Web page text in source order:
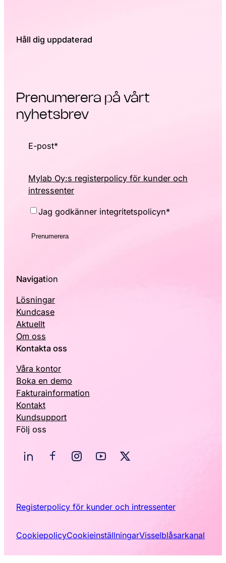
Håll dig uppdaterad
Prenumerera på vårt
nyhetsbrev
E-post*
Mylab Oy:s registerpolicy för kunder och
intressenter
Consent*
Jag godkänner integritetspolicyn*
Navigation
Lösningar
Kundcase
Aktuellt
Om oss
Kontakta oss
Våra kontor
Boka en demo
Fakturainformation
Kontakt
Kundsupport
Följ oss
Registerpolicy för kunder och intressenter
CookiepolicyCookieinställningarVisselblåsarkanal